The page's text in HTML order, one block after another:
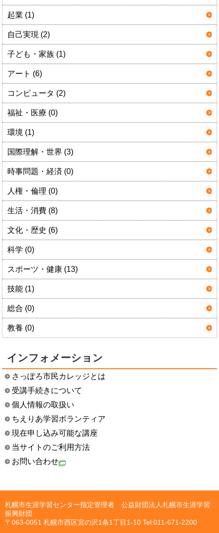
起業 (1)
自己実現 (2)
子ども・家族 (1)
アート (6)
コンピュータ (2)
福祉・医療 (0)
環境 (1)
国際理解・世界 (3)
時事問題・経済 (0)
人権・倫理 (0)
生活・消費 (8)
文化・歴史 (6)
科学 (0)
スポーツ・健康 (13)
技能 (1)
総合 (0)
教養 (0)
インフォメーション
さっぽろ市民カレッジとは
受講手続きについて
個人情報の取扱い
ちえりあ学習ボランティア
現在申し込み可能な講座
当サイトのご利用方法
お問い合わせ
札幌市生涯学習センター指定管理者 公益財団法人札幌市生涯学習
振興財団
〒063-0051 札幌市西区宮の沢1条1丁目1-10 Tel:011-671-2200